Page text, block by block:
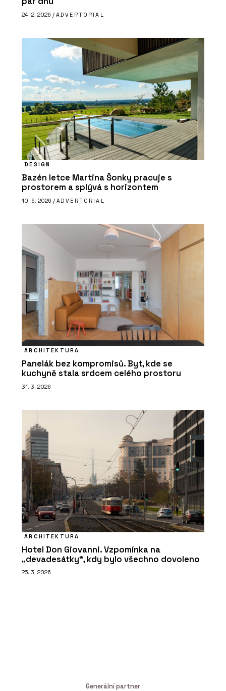
24. 2. 2026 / ADVERTORIAL
DESIGN
Bazén letce Martina Šonky pracuje s
prostorem a splývá s horizontem
10. 6. 2026 / ADVERTORIAL
ARCHITEKTURA
Panelák bez kompromisů. Byt, kde se
kuchyně stala srdcem celého prostoru
31. 3. 2026
ARCHITEKTURA
Hotel Don Giovanni. Vzpomínka na
„devadesátky“, kdy bylo všechno dovoleno
25. 3. 2026
Generální partner